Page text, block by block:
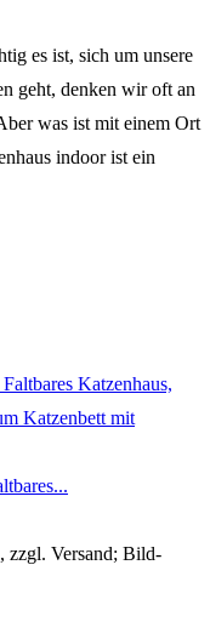
es ist, sich um unsere
geht, denken wir oft an
was ist mit einem Ort
indoor ist ein
zzgl. Versand; Bild-